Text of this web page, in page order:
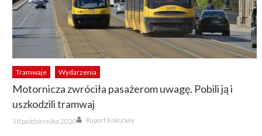
Tramwaje Wydarzenia
Motornicza zwróciła pasażerom uwagę. Pobili ją i
uszkodzili tramwaj
Posted
on
18 października 2020 Author
Raport Kolejowy